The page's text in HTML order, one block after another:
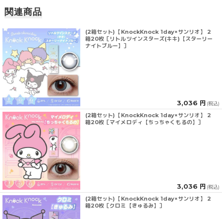
関連商品
(2箱セット)【KnockKnock 1day×サンリオ】 2
箱20枚［リトルツインスターズ(キキ)【スターリー
ナイトブルー】］
3,036 円 (税込)
(2箱セット)【KnockKnock 1day×サンリオ】 2
箱20枚［マイメロディ【ちっちゃくもるの】］
3,036 円 (税込)
(2箱セット)【KnockKnock 1day×サンリオ】 2
箱20枚［クロミ【きゅるみ】］